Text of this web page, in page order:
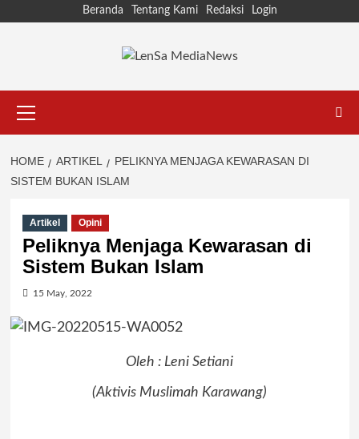
Beranda Tentang Kami Redaksi Login
Menu
HOME ARTIKEL
PELIKNYA MENJAGA KEWARASAN DI
SISTEM BUKAN ISLAM
Artikel Opini
Peliknya Menjaga Kewarasan di
Sistem Bukan Islam
15 May, 2022
Oleh : Leni Setiani
(Aktivis Muslimah Karawang)